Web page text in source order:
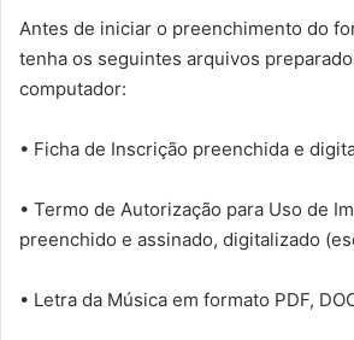
Antes de iniciar o preenchimento do
tenha os seguintes arquivos
computador:
• Ficha de Inscrição preenchida e
• Termo de Autorização para Uso de
preenchido e assinado, digitalizado
• Letra da Música em formato PDF,